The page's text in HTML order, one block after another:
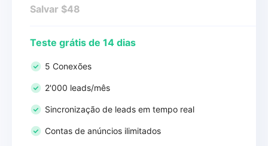
Salvar $48
Teste grátis de 14 dias
5 Conexões
2'000 leads/mês
Sincronização de leads em tempo real
Contas de anúncios ilimitados